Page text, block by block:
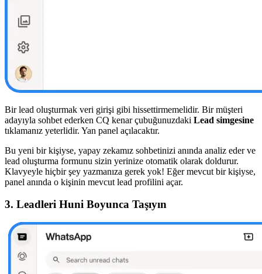
Bir lead oluşturmak veri girişi gibi hissettirmemelidir. Bir müşteri
adayıyla sohbet ederken CQ kenar çubuğunuzdaki Lead simgesine
tıklamanız yeterlidir. Yan panel açılacaktır.
Bu yeni bir kişiyse, yapay zekamız sohbetinizi anında analiz eder ve
lead oluşturma formunu sizin yerinize otomatik olarak doldurur.
Klavyeyle hiçbir şey yazmanıza gerek yok! Eğer mevcut bir kişiyse,
panel anında o kişinin mevcut lead profilini açar.
3. Leadleri Huni Boyunca Taşıyın